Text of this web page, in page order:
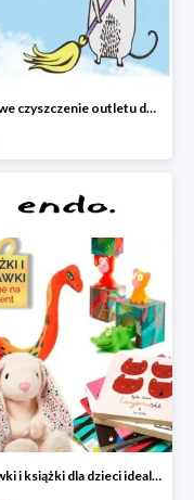
Zimowe czyszczenie outletu do -70%
Zabawki i książki dla dzieci idealne na prezent w Endo od 6,90 zł